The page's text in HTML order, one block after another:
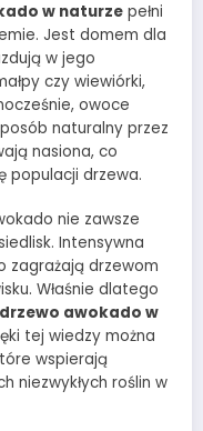
w naturze pełni
Jest domem dla
w jego
czy wiewiórki,
owoce
naturalny przez
nasiona, co
populacji drzewa.
nie zawsze
Intensywna
zagrażają drzewom
Właśnie dlatego
drzewo awokado w
tej wiedzy można
wspierają
niezwykłych roślin w